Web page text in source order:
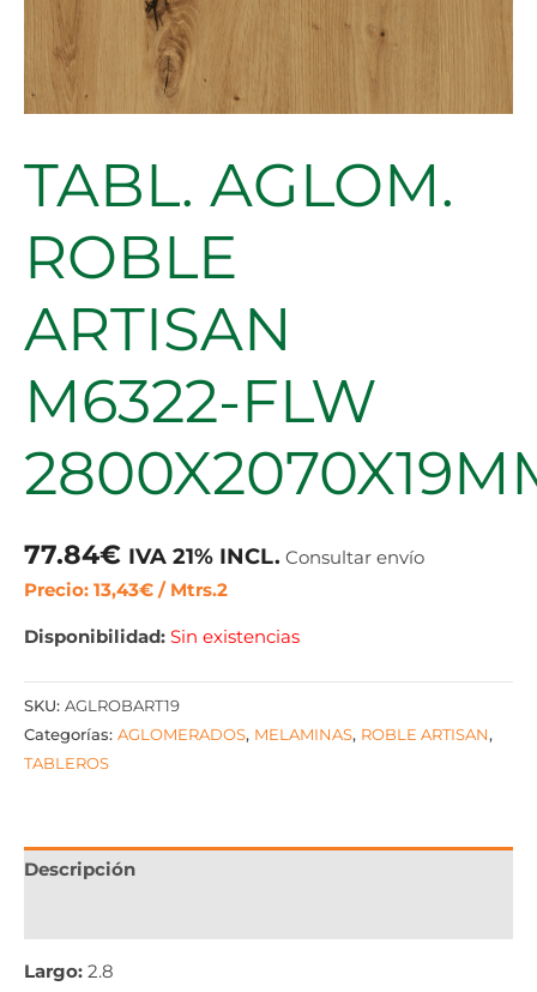
TABL. AGLOM.
ROBLE
ARTISAN
M6322-FLW
77.84€ IVA 21% INCL. Consultar envío
Precio: 13,43€ / Mtrs.2
Disponibilidad: Sin existencias
SKU: AGLROBART19
Categorías: AGLOMERADOS, MELAMINAS, ROBLE ARTISAN,
TABLEROS
Descripción
Largo: 2.8